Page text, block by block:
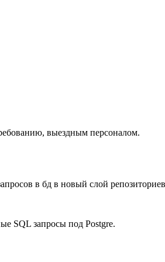
выездным персоналом.
в бд в новый слой
SQL запросы под Postgre.